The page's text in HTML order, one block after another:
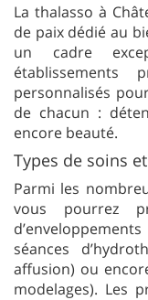
La thalasso à
de paix dédié au
un cadre
personnalisés
de chacun :
encore beauté.
Types de soins
Parmi les
vous pourrez
séances
affusion) ou
modelages). Les